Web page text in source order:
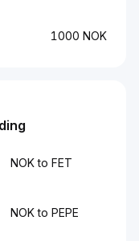
1000 NOK
NOK to FET
NOK to PEPE